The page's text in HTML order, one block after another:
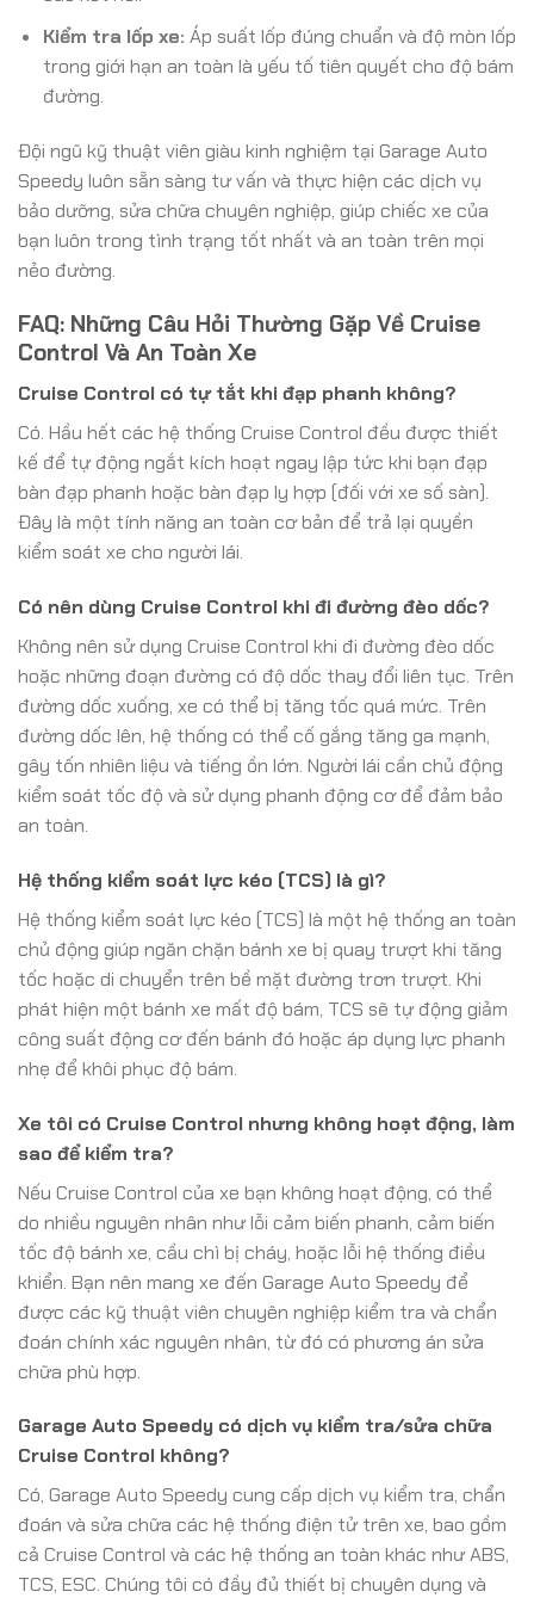
Kiểm tra lốp xe: Áp suất lốp đúng chuẩn và độ mòn lốp
trong giới hạn an toàn là yếu tố tiên quyết cho độ bám
đường.
Đội ngũ kỹ thuật viên giàu kinh nghiệm tại Garage Auto
Speedy luôn sẵn sàng tư vấn và thực hiện các dịch vụ
bảo dưỡng, sửa chữa chuyên nghiệp, giúp chiếc xe của
bạn luôn trong tình trạng tốt nhất và an toàn trên mọi
nẻo đường.
FAQ: Những Câu Hỏi Thường Gặp Về Cruise
Control Và An Toàn Xe
Cruise Control có tự tắt khi đạp phanh không?
Có. Hầu hết các hệ thống Cruise Control đều được thiết
kế để tự động ngắt kích hoạt ngay lập tức khi bạn đạp
bàn đạp phanh hoặc bàn đạp ly hợp (đối với xe số sàn).
Đây là một tính năng an toàn cơ bản để trả lại quyền
kiểm soát xe cho người lái.
Có nên dùng Cruise Control khi đi đường đèo dốc?
Không nên sử dụng Cruise Control khi đi đường đèo dốc
hoặc những đoạn đường có độ dốc thay đổi liên tục. Trên
đường dốc xuống, xe có thể bị tăng tốc quá mức. Trên
đường dốc lên, hệ thống có thể cố gắng tăng ga mạnh,
gây tốn nhiên liệu và tiếng ồn lớn. Người lái cần chủ động
kiểm soát tốc độ và sử dụng phanh động cơ để đảm bảo
an toàn.
Hệ thống kiểm soát lực kéo (TCS) là gì?
Hệ thống kiểm soát lực kéo (TCS) là một hệ thống an toàn
chủ động giúp ngăn chặn bánh xe bị quay trượt khi tăng
tốc hoặc di chuyển trên bề mặt đường trơn trượt. Khi
phát hiện một bánh xe mất độ bám, TCS sẽ tự động giảm
công suất động cơ đến bánh đó hoặc áp dụng lực phanh
nhẹ để khôi phục độ bám.
Xe tôi có Cruise Control nhưng không hoạt động, làm
sao để kiểm tra?
Nếu Cruise Control của xe bạn không hoạt động, có thể
do nhiều nguyên nhân như lỗi cảm biến phanh, cảm biến
tốc độ bánh xe, cầu chì bị cháy, hoặc lỗi hệ thống điều
khiển. Bạn nên mang xe đến Garage Auto Speedy để
được các kỹ thuật viên chuyên nghiệp kiểm tra và chẩn
đoán chính xác nguyên nhân, từ đó có phương án sửa
chữa phù hợp.
Garage Auto Speedy có dịch vụ kiểm tra/sửa chữa
Cruise Control không?
Có, Garage Auto Speedy cung cấp dịch vụ kiểm tra, chẩn
đoán và sửa chữa các hệ thống điện tử trên xe, bao gồm
cả Cruise Control và các hệ thống an toàn khác như ABS,
TCS, ESC. Chúng tôi có đầy đủ thiết bị chuyên dụng và